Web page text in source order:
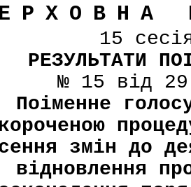
15
РЕЗУЛЬТАТИ
№ 15 від
Поіменне
змін до
відновлення